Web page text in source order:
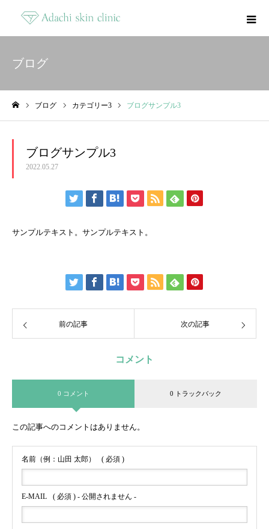
ブログ
ブログ カテゴリー3 ブログサンプル3
ブログサンプル3
2022.05.27
サンプルテキスト。サンプルテキスト。
前の記事 次の記事
コメント
0 コメント 0 トラックバック
この記事へのコメントはありません。
名前（例：山田 太郎） ( 必須 )
E-MAIL ( 必須 ) - 公開されません -